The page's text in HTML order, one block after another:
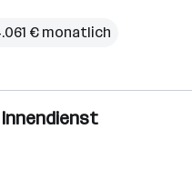
€ monatlich